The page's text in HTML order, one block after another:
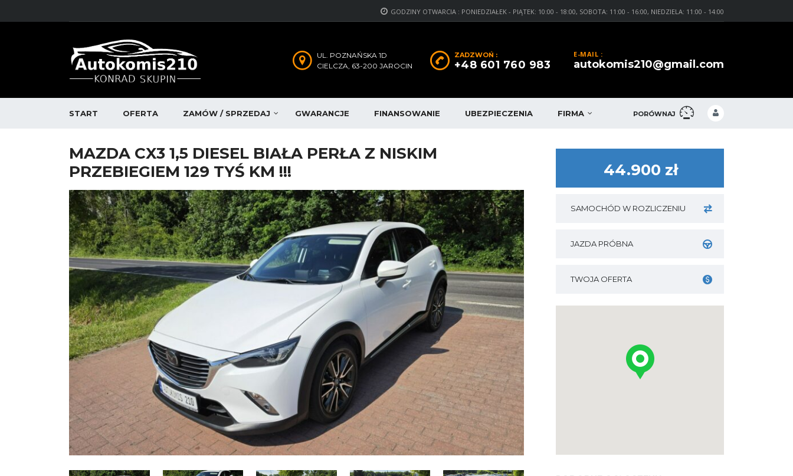
GODZINY OTWARCIA : PONIEDZIAŁEK - PIĄTEK: 10:00 - 18:00, SOBOTA: 11:00 - 16:00, NIEDZIELA: 11:00 - 14:00
E-MAIL :
autokomis210@gmail.com
ZADZWOŃ :
+48 601 760 983
UL. POZNAŃSKA 1D
CIELCZA, 63-200 JAROCIN
PORÓWNAJ
START OFERTA ZAMÓW / SPRZEDAJ GWARANCJE FINANSOWANIE UBEZPIECZENIA FIRMA
MAZDA CX3 1,5 DIESEL BIAŁA PERŁA Z NISKIM
PRZEBIEGIEM 129 TYŚ KM !!!
44.900 zł
SAMOCHÓD W ROZLICZENIU
JAZDA PRÓBNA
TWOJA OFERTA